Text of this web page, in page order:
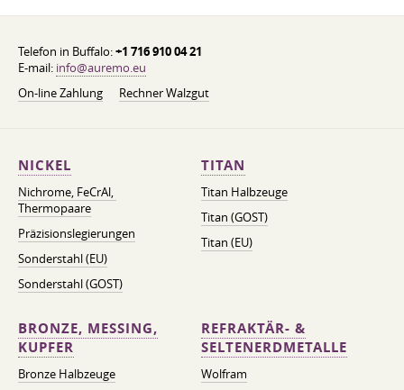
Telefon in Buffalo:+1 716 910 04 21
E-mail: info@auremo.eu
On-line Zahlung
Rechner Walzgut
NICKEL
Nichrome, FeСrAl, ​​
Thermopaare
Präzisionslegierungen
Sonderstahl (EU)
Sonderstahl (GOST)
TITAN
Titan Halbzeuge
Titan (GOST)
Titan (EU)
BRONZE, MESSING,
KUPFER
Bronze Halbzeuge
REFRAKTÄR- &
SELTENERDMETALLE
Wolfram